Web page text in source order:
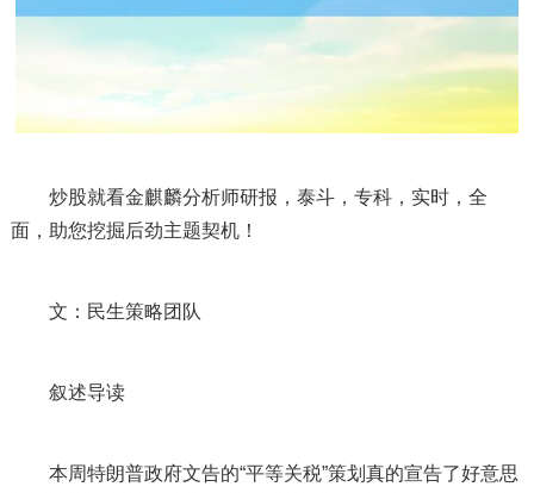
炒股就看金麒麟分析师研报，泰斗，专科，实时，全
面，助您挖掘后劲主题契机！
文：民生策略团队
叙述导读
本周特朗普政府文告的“平等关税”策划真的宣告了好意思